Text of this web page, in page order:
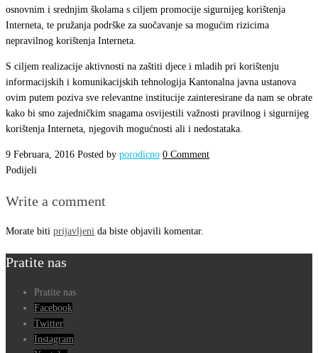
osnovnim i srednjim školama s ciljem promocije sigurnijeg korištenja
Interneta, te pružanja podrške za suočavanje sa mogućim rizicima
nepravilnog korištenja Interneta.
S ciljem realizacije aktivnosti na zaštiti djece i mladih pri korištenju
informacijskih i komunikacijskih tehnologija Kantonalna javna ustanova
ovim putem poziva sve relevantne institucije zainteresirane da nam se obrate
kako bi smo zajedničkim snagama osvijestili važnosti pravilnog i sigurnijeg
korištenja Interneta, njegovih mogućnosti ali i nedostataka.
9 Februara, 2016 Posted by porodicno 0 Comment
Podijeli
Write a comment
Morate biti prijavljeni da biste objavili komentar.
Pratite nas
Pratite nas
Facebook
Twitter
Instagram